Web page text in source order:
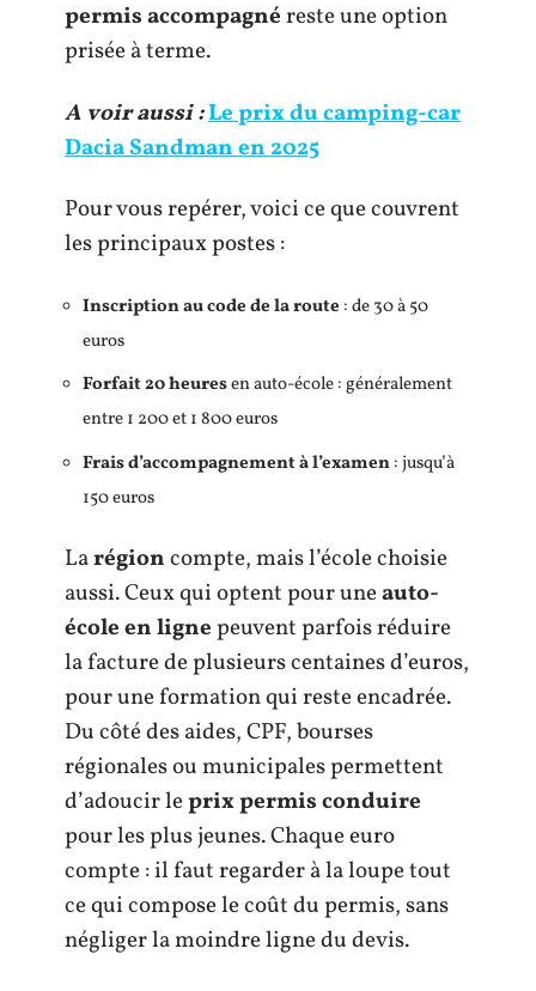
permis accompagnéreste une option
prisée à terme.
A voir aussi :Le prix du camping-car
Dacia Sandman en 2025
Pour vous repérer, voici ce que couvrent
les principaux postes :
Inscription au code de la route : de 30 à 50
euros
Forfait 20 heuresen auto-école : généralement
entre 1 200 et 1 800 euros
Frais d’accompagnement à l’examen: jusqu’à
150 euros
Larégioncompte, mais l’école choisie
aussi. Ceux qui optent pour uneauto-
école en lignepeuvent parfois réduire
la facture de plusieurs centaines d’euros,
pour une formation qui reste encadrée.
Du côté des aides, CPF, bourses
régionales ou municipales permettent
d’adoucir leprix permis conduire
pour les plus jeunes. Chaque euro
compte : il faut regarder à la loupe tout
ce qui compose le coût du permis, sans
négliger la moindre ligne du devis.